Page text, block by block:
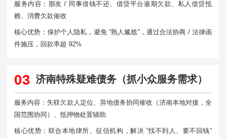
服务内容：朋友 / 同事借钱不还、借贷平台逾期欠款、私人借贷抵
赖、消费欠款催收
核心优势：保护个人隐私，避免 “熟人尴尬”，通过合法协商 / 法律函
件施压，回款率超 92%
03 济南特殊疑难债务（抓小众服务需求）
服务内容：失联欠款人定位、异地债务协同催收（济南本地对接，全
国范围协同）、抵押物处置辅助
核心优势：联合本地律所、征信机构，解决 “找不到人、要不回钱”